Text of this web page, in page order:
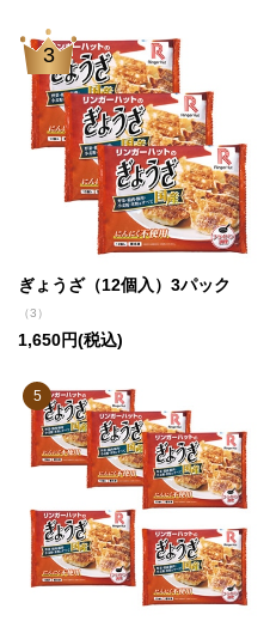
3
ぎょうざ（12個入）3パック
（3）
1,650円(税込)
5